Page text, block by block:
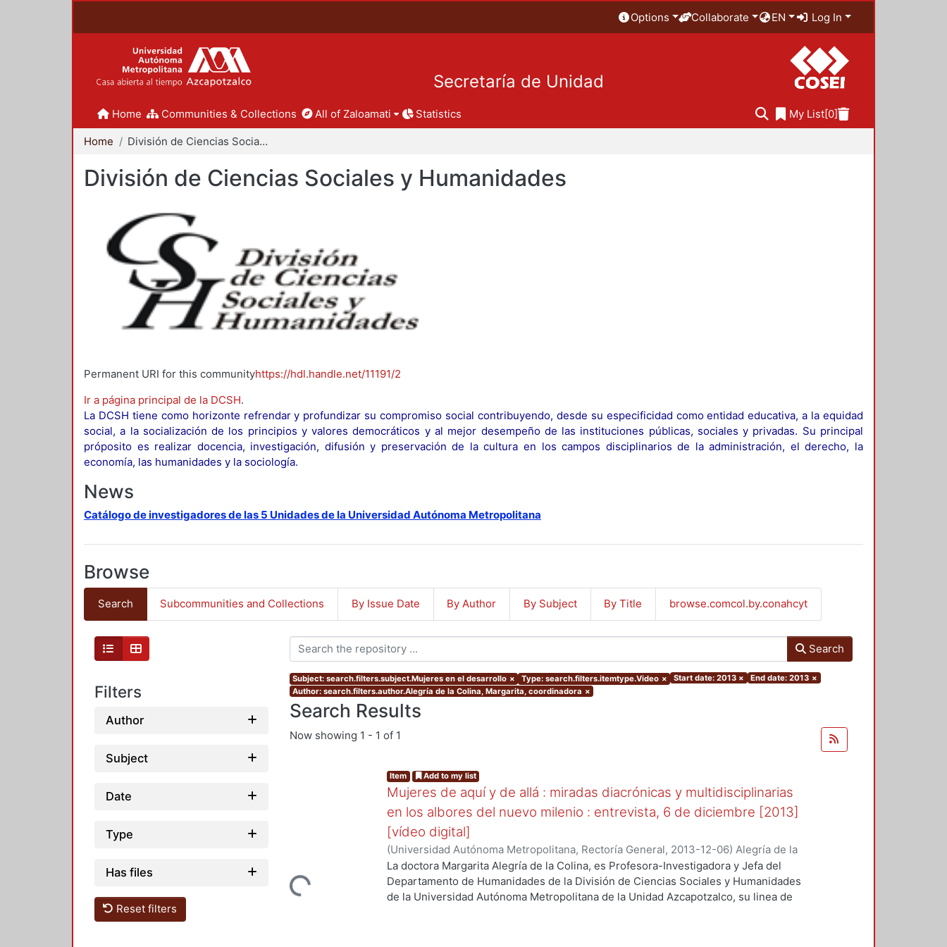
Options Collaborate EN Log In
Secretaría de Unidad
Home Communities & Collections All of Zaloamati Statistics My List[0]
Home División de Ciencias Sociales y Humanidades
División de Ciencias Sociales y Humanidades
Permanent URI for this communityhttps://hdl.handle.net/11191/2
Ir a página principal de la DCSH.
La DCSH tiene como horizonte refrendar y profundizar su compromiso social contribuyendo, desde su especificidad como entidad educativa, a la equidad
social, a la socialización de los principios y valores democráticos y al mejor desempeño de las instituciones públicas, sociales y privadas. Su principal
próposito es realizar docencia, investigación, difusión y preservación de la cultura en los campos disciplinarios de la administración, el derecho, la
economía, las humanidades y la sociología.
News
Catálogo de investigadores de las 5 Unidades de la Universidad Autónoma Metropolitana
Browse
Search Subcommunities and Collections By Issue Date By Author By Subject By Title browse.comcol.by.conahcyt
Filters
Author
Subject
Date
Type
Has files
Reset filters
Search
Subject: search.filters.subject.Mujeres en el desarrollo × Type: search.filters.itemtype.Video × Start date: 2013 × End date: 2013 ×
Author: search.filters.author.Alegría de la Colina, Margarita, coordinadora ×
Search Results
Now showing 1 - 1 of 1
Loading...
Item Add to my list
Mujeres de aquí y de allá : miradas diacrónicas y multidisciplinarias
en los albores del nuevo milenio : entrevista, 6 de diciembre [2013]
[vídeo digital]
(Universidad Autónoma Metropolitana, Rectoría General, 2013-12-06) Alegría de la
Colina, Margarita, coordinadora
La doctora Margarita Alegría de la Colina, es Profesora-Investigadora y Jefa del
Departamento de Humanidades de la División de Ciencias Sociales y Humanidades
de la Universidad Autónoma Metropolitana de la Unidad Azcapotzalco, su linea de